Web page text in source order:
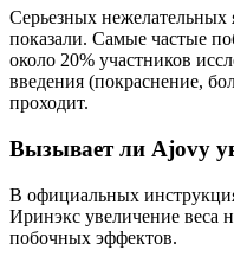
Серьезных нежелательных
показали. Самые частые
около 20% участников
введения (покраснение,
проходит.
Вызывает ли Ajovy
В официальных
Иринэкс увеличение веса
побочных эффектов.